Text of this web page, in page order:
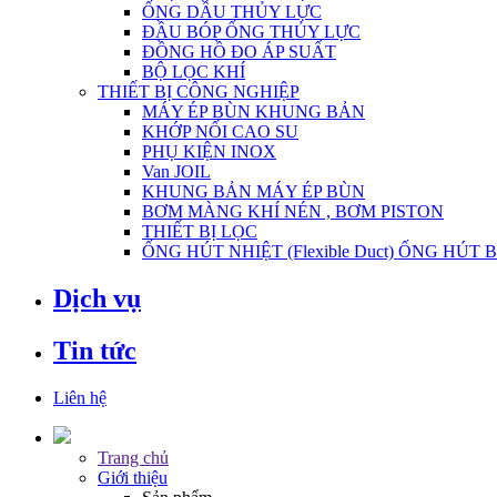
ỐNG DẦU THỦY LỰC
ĐẦU BÓP ỐNG THỦY LỰC
ĐỒNG HỒ ĐO ÁP SUẤT
BỘ LỌC KHÍ
THIẾT BỊ CÔNG NGHIỆP
MÁY ÉP BÙN KHUNG BẢN
KHỚP NỐI CAO SU
PHỤ KIỆN INOX
Van JOIL
KHUNG BẢN MÁY ÉP BÙN
BƠM MÀNG KHÍ NÉN , BƠM PISTON
THIẾT BỊ LỌC
ỐNG HÚT NHIỆT (Flexible Duct) ỐNG HÚT
Dịch vụ
Tin tức
Liên hệ
Trang chủ
Giới thiệu